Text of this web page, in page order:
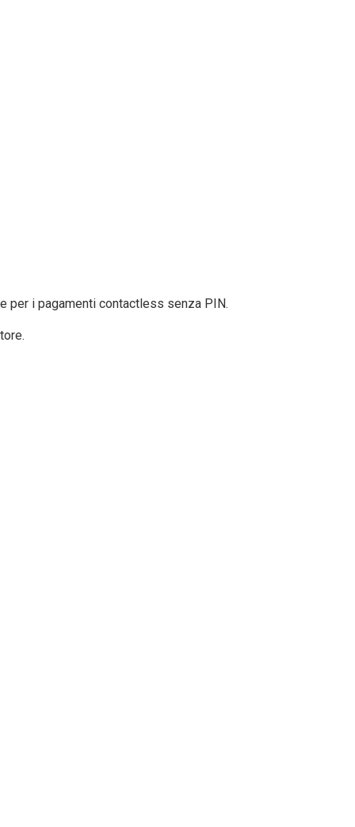
per i pagamenti contactless senza PIN.